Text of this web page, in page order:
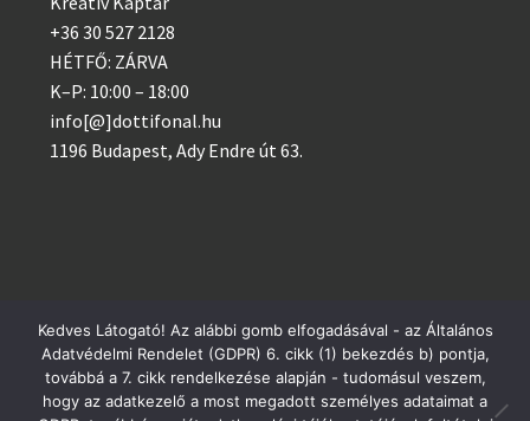
Postai csomagküldés szerdánként, GLS minden nap!
Bezárás
+36 30 527 2128
HÉTFŐ: ZÁRVA
K–P: 10:00 – 18:00
info[@]dottifonal.hu
1196 Budapest, Ady Endre út 63.
© 2014 - 2023 Kreatív Kaptár
Adatvédelem
Kedves Látogató! Az alábbi gomb elfogadásával - az Általános
Adatvédelmi Rendelet (GDPR) 6. cikk (1) bekezdés b) pontja,
továbbá a 7. cikk rendelkezése alapján - tudomásul veszem,
hogy az adatkezelő a most megadott személyes adataimat a